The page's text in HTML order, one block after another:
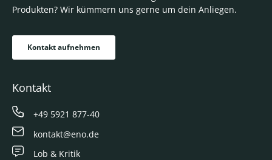
Produkten? Wir kümmern uns gerne um dein Anliegen.
Kontakt aufnehmen
Kontakt
+49 5921 877-40
kontakt@eno.de
Lob & Kritik